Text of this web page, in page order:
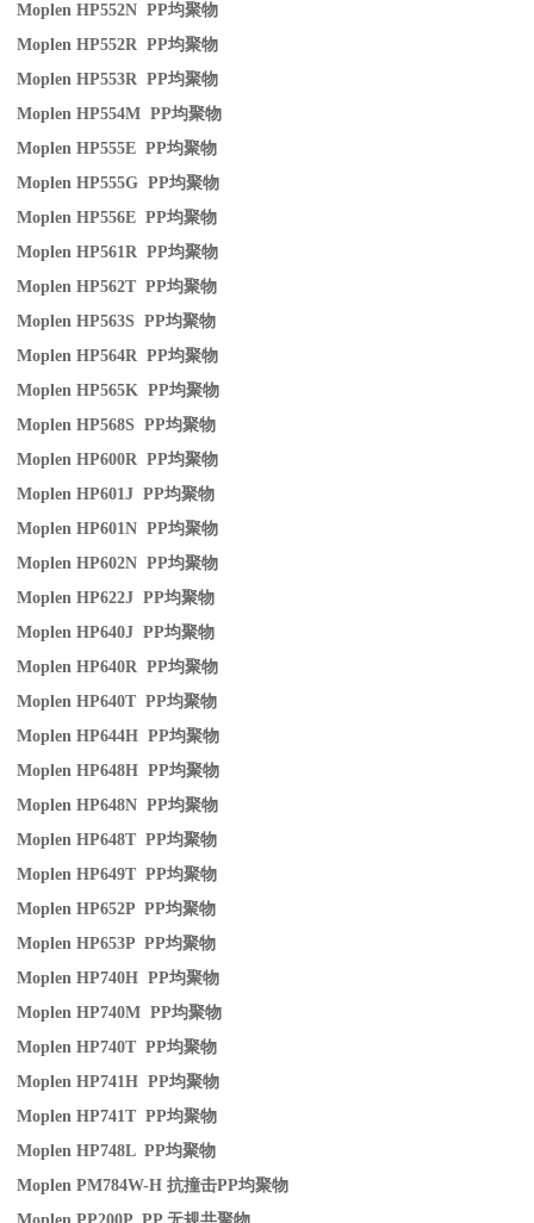
Moplen HP552N PP均聚物
Moplen HP552R PP均聚物
Moplen HP553R PP均聚物
Moplen HP554M PP均聚物
Moplen HP555E PP均聚物
Moplen HP555G PP均聚物
Moplen HP556E PP均聚物
Moplen HP561R PP均聚物
Moplen HP562T PP均聚物
Moplen HP563S PP均聚物
Moplen HP564R PP均聚物
Moplen HP565K PP均聚物
Moplen HP568S PP均聚物
Moplen HP600R PP均聚物
Moplen HP601J PP均聚物
Moplen HP601N PP均聚物
Moplen HP602N PP均聚物
Moplen HP622J PP均聚物
Moplen HP640J PP均聚物
Moplen HP640R PP均聚物
Moplen HP640T PP均聚物
Moplen HP644H PP均聚物
Moplen HP648H PP均聚物
Moplen HP648N PP均聚物
Moplen HP648T PP均聚物
Moplen HP649T PP均聚物
Moplen HP652P PP均聚物
Moplen HP653P PP均聚物
Moplen HP740H PP均聚物
Moplen HP740M PP均聚物
Moplen HP740T PP均聚物
Moplen HP741H PP均聚物
Moplen HP741T PP均聚物
Moplen HP748L PP均聚物
Moplen PM784W-H抗撞击PP均聚物